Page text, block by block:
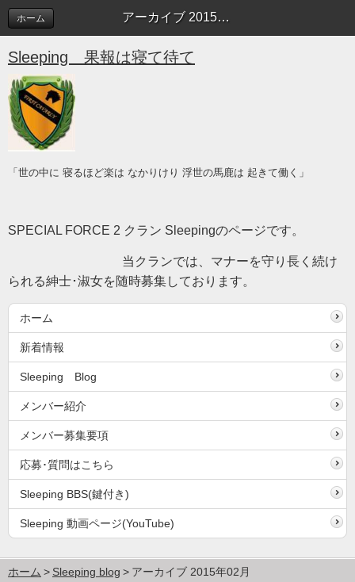
アーカイブ 2015年02月 | Sleeping blog
ホーム
Sleeping 果報は寝て待て
「世の中に 寝るほど楽は なかりけり 浮世の馬鹿は 起きて働く」
SPECIAL FORCE 2 クラン Sleepingのページです。
当クランでは、マナーを守り長く続け
られる紳士･淑女を随時募集しております。
ホーム
新着情報
Sleeping Blog
メンバー紹介
メンバー募集要項
応募･質問はこちら
Sleeping BBS(鍵付き)
Sleeping 動画ページ(YouTube)
ホーム Sleeping blog アーカイブ 2015年02月